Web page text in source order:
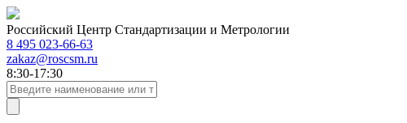
Российский Центр Стандартизации и Метрологии
8 495 023-66-63
zakaz@roscsm.ru
8:30-17:30